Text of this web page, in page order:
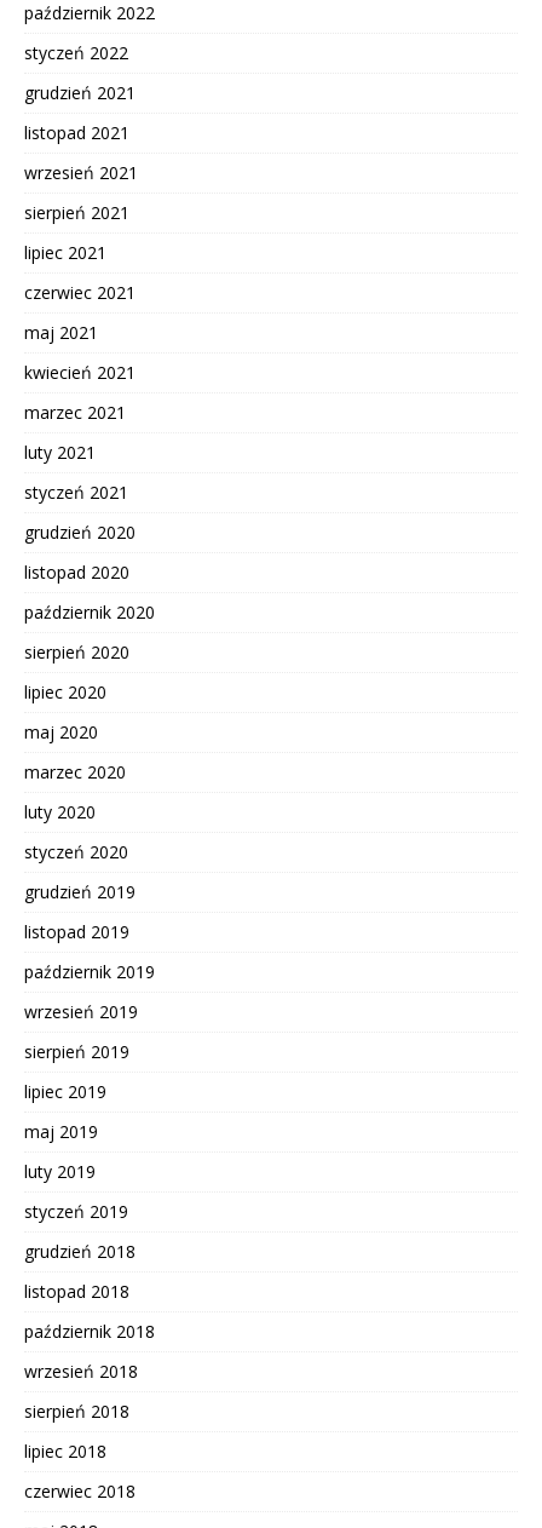
październik 2022
styczeń 2022
grudzień 2021
listopad 2021
wrzesień 2021
sierpień 2021
lipiec 2021
czerwiec 2021
maj 2021
kwiecień 2021
marzec 2021
luty 2021
styczeń 2021
grudzień 2020
listopad 2020
październik 2020
sierpień 2020
lipiec 2020
maj 2020
marzec 2020
luty 2020
styczeń 2020
grudzień 2019
listopad 2019
październik 2019
wrzesień 2019
sierpień 2019
lipiec 2019
maj 2019
luty 2019
styczeń 2019
grudzień 2018
listopad 2018
październik 2018
wrzesień 2018
sierpień 2018
lipiec 2018
czerwiec 2018